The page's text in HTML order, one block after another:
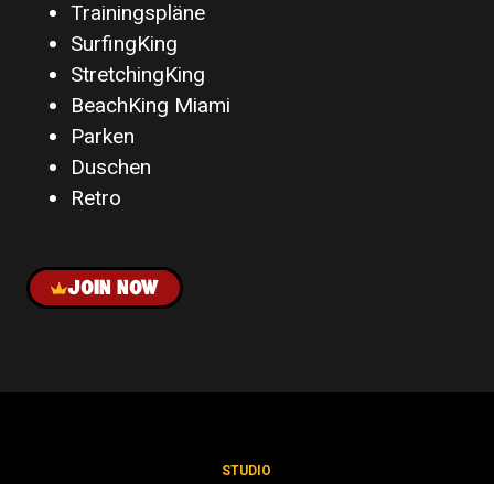
Trainingspläne
SurfingKing
StretchingKing
BeachKing Miami
Parken
Duschen
Retro
JOIN NOW
STUDIO